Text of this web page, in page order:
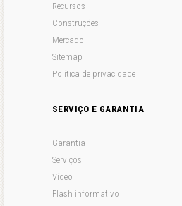
Recursos
Construções
Mercado
Sitemap
Política de privacidade
SERVIÇO E GARANTIA
Garantia
Serviços
Vídeo
Flash informativo